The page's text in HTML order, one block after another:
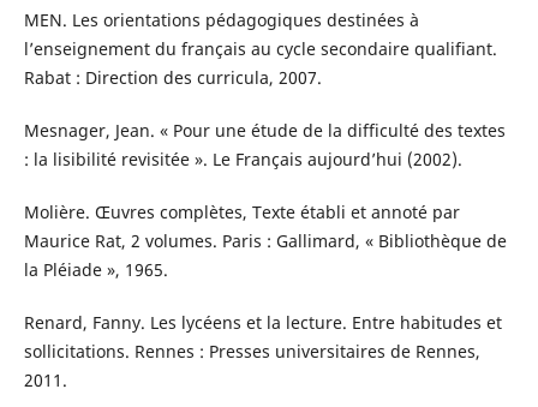
MEN. Les orientations pédagogiques destinées à
l’enseignement du français au cycle secondaire qualifiant.
Rabat : Direction des curricula, 2007.
Mesnager, Jean. « Pour une étude de la difficulté des textes
: la lisibilité revisitée ». Le Français aujourd’hui (2002).
Molière. Œuvres complètes, Texte établi et annoté par
Maurice Rat, 2 volumes. Paris : Gallimard, « Bibliothèque de
la Pléiade », 1965.
Renard, Fanny. Les lycéens et la lecture. Entre habitudes et
sollicitations. Rennes : Presses universitaires de Rennes,
2011.